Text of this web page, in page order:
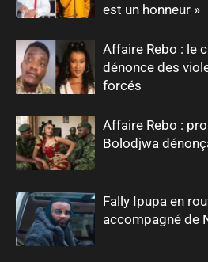
est un honneur »
Affaire Rebo : le
dénonce des
forcés
Affaire Rebo :
Bolodjwa
Fally Ipupa en
accompagné de